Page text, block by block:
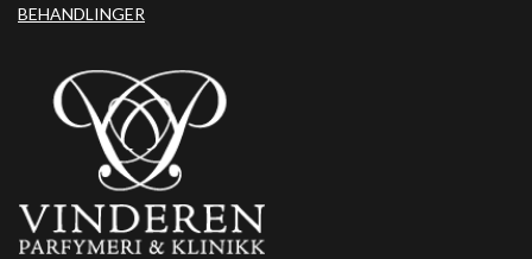
BEHANDLINGER